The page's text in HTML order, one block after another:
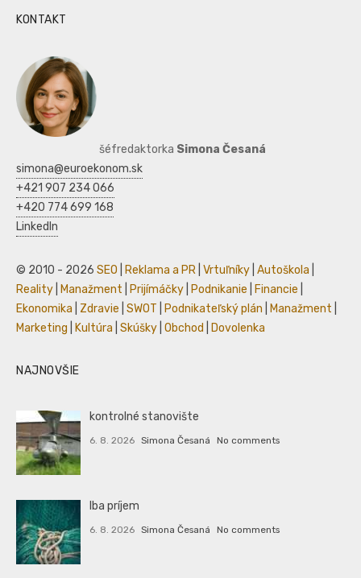
KONTAKT
šéfredaktorka Simona Česaná
simona@euroekonom.sk
+421 907 234 066
+420 774 699 168
LinkedIn
© 2010 - 2026 SEO Reklama a PR Vrtuľníky Autoškola
Reality
Manažment Prijímáčky Podnikanie Financie
Ekonomika
Zdravie SWOT Podnikateľský plán Manažment
Marketing
Kultúra Skúšky Obchod Dovolenka
NAJNOVŠIE
kontrolné stanovište
6. 8. 2026 Simona Česaná No comments
Iba príjem
6. 8. 2026 Simona Česaná No comments